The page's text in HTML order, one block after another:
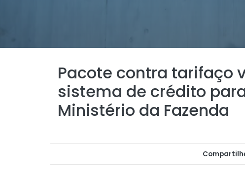
Pacote contra tarifaço
sistema de crédito
Ministério da Fazenda